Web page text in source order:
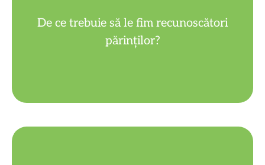
De ce trebuie să le fim recunoscători
părinților?
Pentru darul vieții și pentru toată grija
pe care ne-o poartă.